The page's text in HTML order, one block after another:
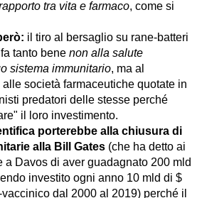
tra vita e farmaco, come si
il tiro al bersaglio su rane-batteri
tanto bene non alla salute
sistema immunitario, ma al
società farmaceutiche quotate in
predatori delle stesse perché
il loro investimento.
porterebbe alla chiusura di
alla Bill Gates (che ha detto ai
a Davos di aver guadagnato 200 mld
investito ogni anno 10 mld di $
dal 2000 al 2019) perché il